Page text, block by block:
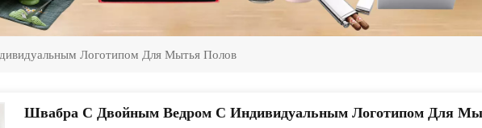
Логотипом Для Мытья Полов
Швабра С Двойным Ведром С Индивидуальным Логотипом Для